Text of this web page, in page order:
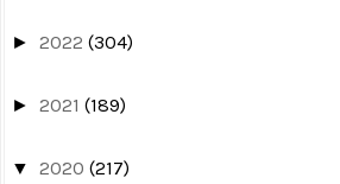
► 2022 (304)
► 2021 (189)
▼ 2020 (217)